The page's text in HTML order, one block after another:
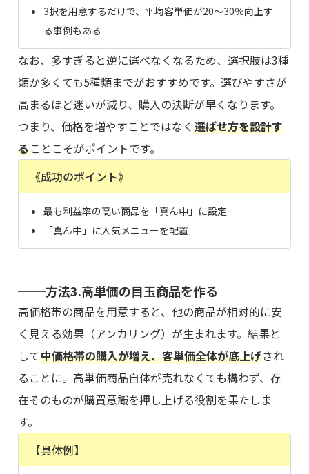
3択を用意するだけで、平均客単価が20〜30％向上す
る事例もある
なお、多すぎると逆に選べなくなるため、選択肢は3種
類か多くても5種類までがおすすめです。選びやすさが
高まるほど迷いが減り、購入の決断が早くなります。
つまり、価格を増やすことではなく選ばせ方を設計す
ることこそがポイントです。
《成功のポイント》
最も利益率の高い商品を「真ん中」に設定
「真ん中」に人気メニューを配置
方法3.高単価の目玉商品を作る
高価格帯の商品を用意すると、他の商品が相対的に安
く見える効果（アンカリング）が生まれます。結果と
して中価格帯の購入が増え、客単価全体が底上げされ
ることに。高単価商品自体が売れなくても構わず、存
在そのものが購買意識を押し上げる役割を果たしま
す。
【具体例】